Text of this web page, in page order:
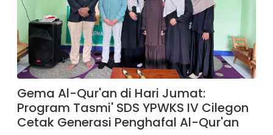
Gema Al-Qur'an di Hari Jumat:
Program Tasmi' SDS YPWKS IV Cilegon
Cetak Generasi Penghafal Al-Qur'an